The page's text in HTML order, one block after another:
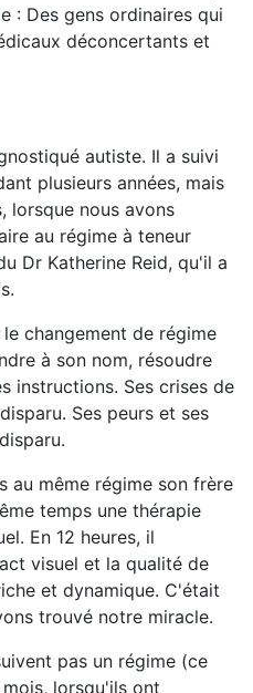
: Des gens ordinaires qui
déconcertants et
autiste. Il a suivi
plusieurs années, mais
lorsque nous avons
au régime à teneur
Dr Katherine Reid, qu'il a
changement de régime
à son nom, résoudre
instructions. Ses crises de
Ses peurs et ses
au même régime son frère
temps une thérapie
En 12 heures, il
visuel et la qualité de
et dynamique. C'était
trouvé notre miracle.
pas un régime (ce
lorsqu'ils ont